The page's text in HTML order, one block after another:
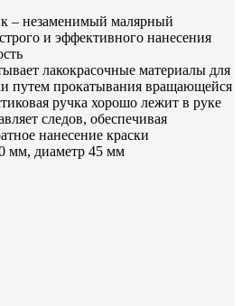
– незаменимый малярный
и эффективного нанесения
лакокрасочные материалы для
путем прокатывания вращающейся
ручка хорошо лежит в руке
следов, обеспечивая
нанесение краски
мм, диаметр 45 мм